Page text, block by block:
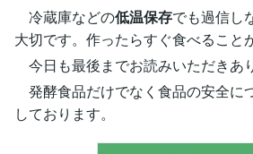
冷蔵庫などの低温保存でも過信し
大切です。作ったらすぐ食べること
今日も最後までお読みいただきあ
発酵食品だけでなく食品の安全に
しております。